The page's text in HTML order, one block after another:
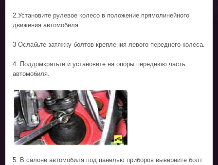
2.Установите рулевое колесо в положение прямолинейного
движения автомобиля.
3 Ослабьте затяжку болтов крепления левого переднего колеса.
4. Поддомкратьте и установите на опоры переднюю часть
автомобиля.
5. В салоне автомобиля под панелью приборов выверните болт